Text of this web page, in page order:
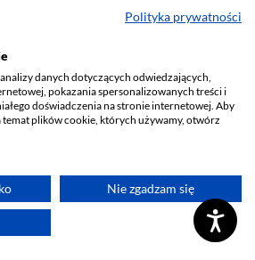
Polityka prywatności
danych dotyczących odwiedzających,
pokazania spersonalizowanych treści i
doświadczenia na stronie internetowej. Aby
plików cookie, których używamy, otwórz
Nie zgadzam się
środków MNiSW na podstawie umowy
28.08.2019 r. w ramach programu